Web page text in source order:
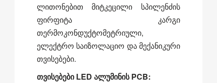
ლითონებით მიტკეცილი სპილენძის
ფირფიტა კარგი
თერმოკონდუქტომეტრიული,
ელექტრო საიზოლაციო და მექანიკური
თვისებები.
თვისებები LED ალუმინის PCB: